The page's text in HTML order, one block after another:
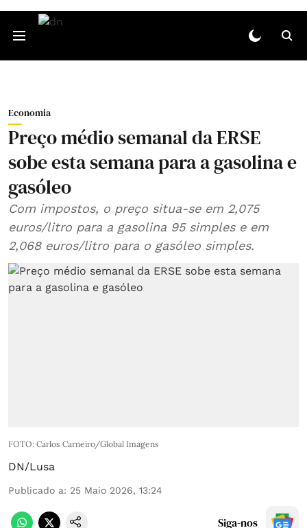
Economia
Preço médio semanal da ERSE
sobe esta semana para a gasolina e
gasóleo
Com impostos, o preço situa-se em 2,075
euros/litro para a gasolina 95 simples e em
2,068 euros/litro para o gasóleo simples.
FOTO: Carlos Carneiro/Global Imagens
DN/Lusa
Publicado a: 25 Maio 2026, 13:24
Siga-nos